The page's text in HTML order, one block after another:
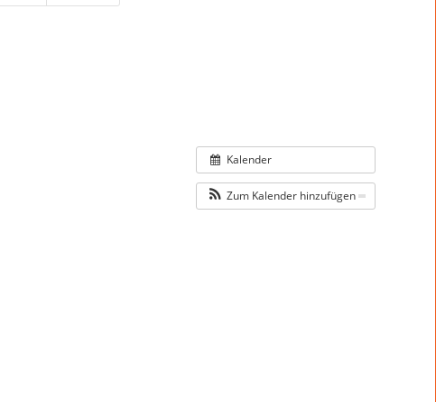
Kalender
Zum Kalender hinzufügen